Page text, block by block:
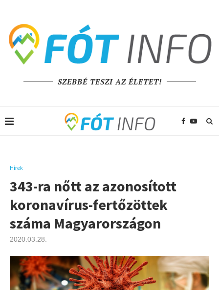
SZEBBÉ TESZI AZ ÉLETET!
Hírek
343-ra nőtt az azonosított
koronavírus-fertőzöttek
száma Magyarországon
2020.03.28.